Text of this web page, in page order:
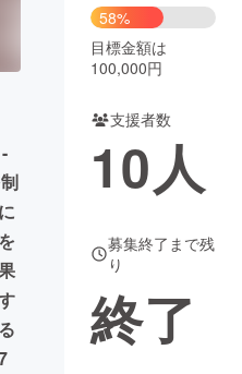
CAMPFIRE Creation
コミュニティ
58%
目標金額は
100,000円
支援者数
10人
募集終了まで残
り
終了